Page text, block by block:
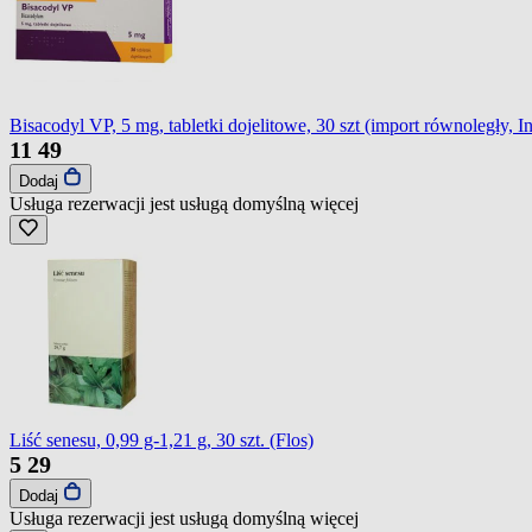
Bisacodyl VP, 5 mg, tabletki dojelitowe, 30 szt (import równoległy,
11 49
Dodaj
Usługa rezerwacji jest usługą domyślną więcej
Liść senesu, 0,99 g-1,21 g, 30 szt. (Flos)
5 29
Dodaj
Usługa rezerwacji jest usługą domyślną więcej